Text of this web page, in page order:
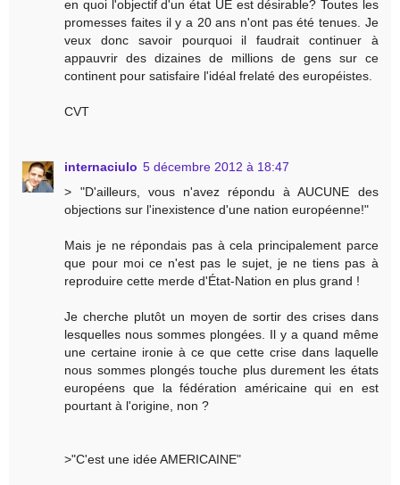
en quoi l'objectif d'un état UE est désirable? Toutes les
promesses faites il y a 20 ans n'ont pas été tenues. Je
veux donc savoir pourquoi il faudrait continuer à
appauvrir des dizaines de millions de gens sur ce
continent pour satisfaire l'idéal frelaté des européistes.
CVT
internaciulo 5 décembre 2012 à 18:47
> "D'ailleurs, vous n'avez répondu à AUCUNE des
objections sur l'inexistence d'une nation européenne!"
Mais je ne répondais pas à cela principalement parce
que pour moi ce n'est pas le sujet, je ne tiens pas à
reproduire cette merde d'État-Nation en plus grand !
Je cherche plutôt un moyen de sortir des crises dans
lesquelles nous sommes plongées. Il y a quand même
une certaine ironie à ce que cette crise dans laquelle
nous sommes plongés touche plus durement les états
européens que la fédération américaine qui en est
pourtant à l'origine, non ?
>"C'est une idée AMERICAINE"